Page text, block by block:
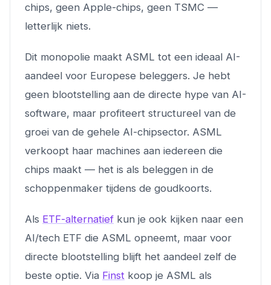
chips, geen Apple-chips, geen TSMC —
letterlijk niets.
Dit monopolie maakt ASML tot een ideaal AI-
aandeel voor Europese beleggers. Je hebt
geen blootstelling aan de directe hype van AI-
software, maar profiteert structureel van de
groei van de gehele AI-chipsector. ASML
verkoopt haar machines aan iedereen die
chips maakt — het is als beleggen in de
schoppenmaker tijdens de goudkoorts.
Als ETF-alternatief kun je ook kijken naar een
AI/tech ETF die ASML opneemt, maar voor
directe blootstelling blijft het aandeel zelf de
beste optie. Via Finst koop je ASML als